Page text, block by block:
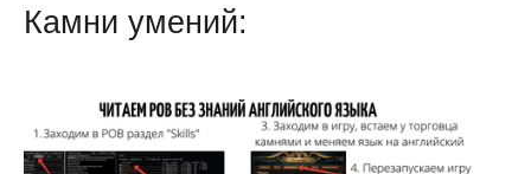
Камни умений: